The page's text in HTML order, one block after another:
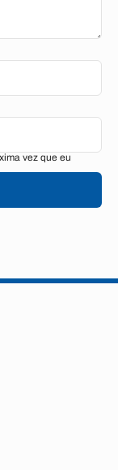
vez que eu